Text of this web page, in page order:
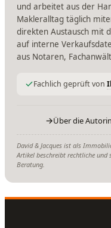
und arbeitet aus der
Makleralltag täglich
direkten Austausch mit
auf interne
aus Notaren,
Fachlich geprüft von
→Über die Autorin
David & Jacques ist als
Artikel beschreibt rechtliche und
Beratung.